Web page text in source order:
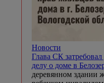
Новости
Глава СК
делу о доме в
деревянном здании